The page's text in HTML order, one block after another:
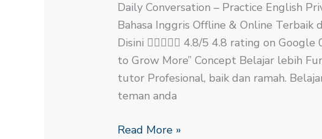
Daily Conversation – Practice English​
Bahasa Inggris Offline & Online Terbaik
Disini  4.8/5 4.8 rating on
to Grow More” Concept Belajar lebih
tutor Profesional, baik dan ramah.
teman anda
Read More »